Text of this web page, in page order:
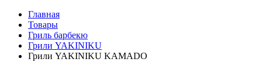
Главная
Товары
Гриль барбекю
Грили YAKINIKU
Грили YAKINIKU KAMADO